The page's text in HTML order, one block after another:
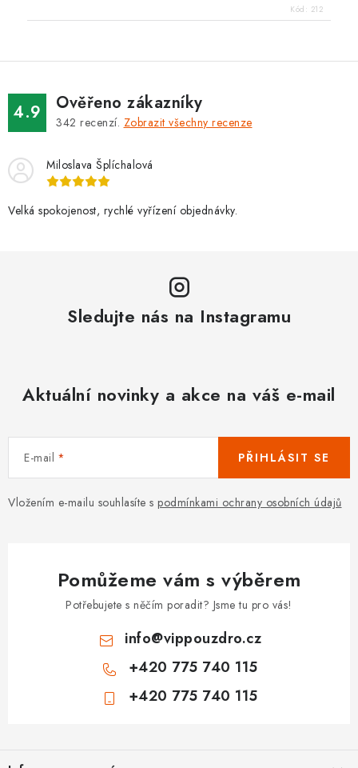
Kód: 212
4.9 Ověřeno zákazníky
342 recenzí. Zobrazit všechny recenze
Miloslava Šplíchalová
Velká spokojenost, rychlé vyřízení objednávky.
Sledujte nás na Instagramu
Aktuální novinky a akce na váš e-mail
E-mail
Vložením e-mailu souhlasíte s podmínkami ochrany osobních údajů
PŘIHLÁSIT SE
Pomůžeme vám s výběrem
Potřebujete s něčím poradit? Jsme tu pro vás!
info@vippouzdro.cz
+420 775 740 115
+420 775 740 115